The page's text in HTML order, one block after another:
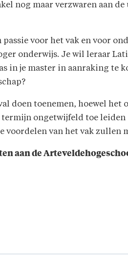
nog maar verzwaren aan
voor het vak en voor
onderwijs. Je wil leraar
in je master in aanraking te
doen toenemen, hoewel het
termijn ongetwijfeld toe
voordelen van het vak zullen
aan de